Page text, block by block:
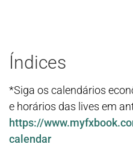
Índices
*Siga os calendários
e horários das lives em
https://
calendar